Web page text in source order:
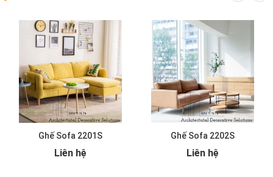
Ghế Sofa 2201S
Liên hệ
Ghế Sofa 2202S
Liên hệ